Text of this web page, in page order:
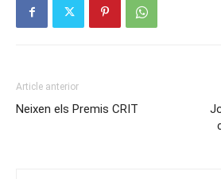
Article anterior
Neixen els Premis CRIT